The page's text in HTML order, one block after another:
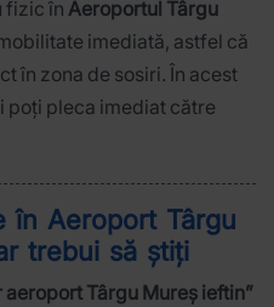
fizic în Aeroportul Târgu
imediată, astfel că
în zona de sosiri. În acest
poți pleca imediat către
în Aeroport Târgu
trebui să știți
aeroport Târgu Mureș ieftin”